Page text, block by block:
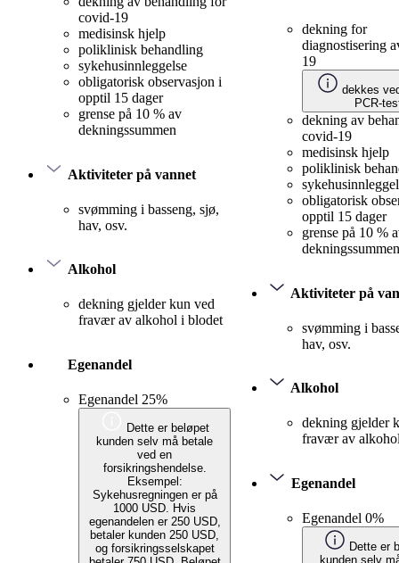
covid-19
medisinsk hjelp
poliklinisk behandling
sykehusinnleggelse
obligatorisk observasjon i
opptil 15 dager
grense på 10 % av
dekningssummen
Aktiviteter på vannet
svømming i basseng, sjø,
hav, osv.
Alkohol
dekning gjelder kun ved
fravær av alkohol i blodet
Egenandel
Egenandel 25%
Dette er beløpet
kunden selv må betale
ved en
forsikringshendelse.
Eksempel:
Sykehusregningen er på
1000 USD. Hvis
egenandelen er 250 USD,
betaler kunden 250 USD,
og forsikringsselskapet
dekning for
diagnostisering
19
dekkes
PCR-
dekning av
covid-19
medisinsk hjelp
poliklinisk
obligatorisk
opptil 15 dager
grense på 10 %
dekningssummen
Aktiviteter på
svømming i
hav, osv.
Alkohol
dekning gjelder
fravær av
Egenandel
Egenandel 0%
Dette er
kunden selv